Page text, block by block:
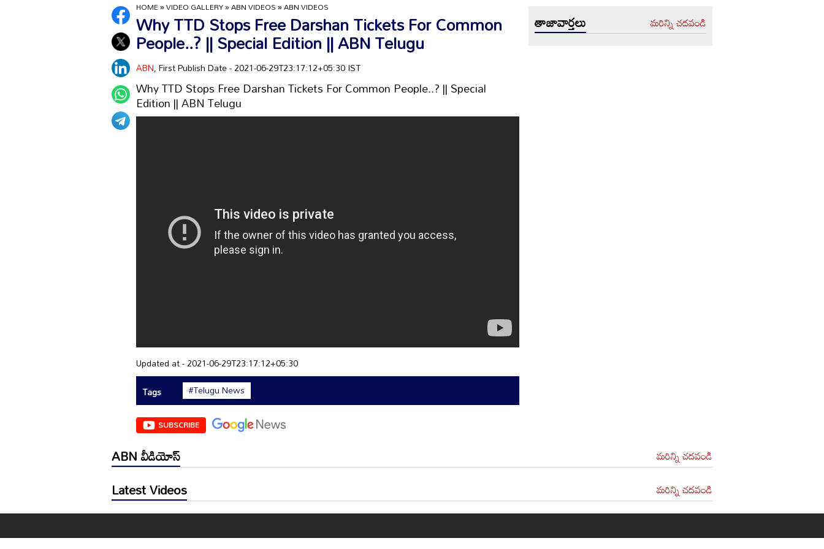
HOME»VIDEO GALLERY»ABN VIDEOS»ABN VIDEOS
Why TTD Stops Free Darshan Tickets For Common
People..? || Special Edition || ABN Telugu
ABN, First Publish Date - 2021-06-29T23:17:12+05:30 IST
Why TTD Stops Free Darshan Tickets For Common People..? || Special
Edition || ABN Telugu
Updated at - 2021-06-29T23:17:12+05:30
Tags
#Telugu News
SUBSCRIBE
తాజావార్తలు మరిన్ని చదవండి
ABN వీడియోస్ మరిన్ని చదవండి
Latest Videos మరిన్ని చదవండి